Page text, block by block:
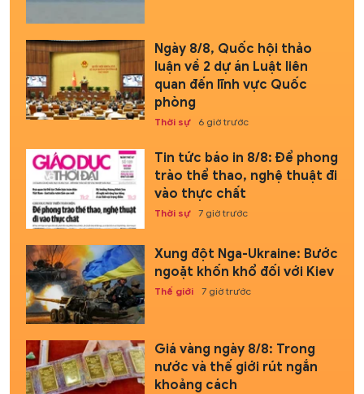
Ngày 8/8, Quốc hội thảo
luận về 2 dự án Luật liên
quan đến lĩnh vực Quốc
phòng
Thời sự 6 giờ trước
Tin tức báo in 8/8: Để phong
trào thể thao, nghệ thuật đi
vào thực chất
Thời sự 7 giờ trước
Xung đột Nga-Ukraine: Bước
ngoặt khốn khổ đối với Kiev
Thế giới 7 giờ trước
Giá vàng ngày 8/8: Trong
nước và thế giới rút ngắn
khoảng cách